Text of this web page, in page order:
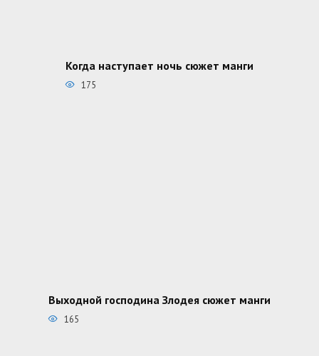
Когда наступает ночь сюжет манги
175
Выходной господина Злодея сюжет манги
165